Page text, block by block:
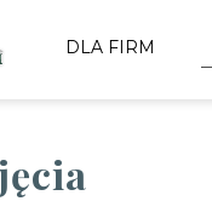
DLA FIRM